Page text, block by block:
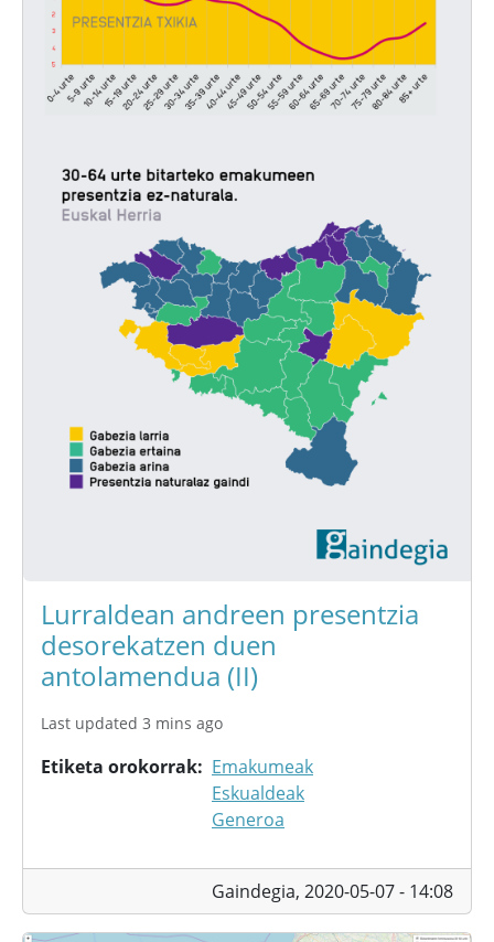
Lurraldean andreen presentzia
desorekatzen duen
antolamendua (II)
Last updated 3 mins ago
Etiketa orokorrak
Emakumeak
Eskualdeak
Generoa
Gaindegia, 2020-05-07 - 14:08